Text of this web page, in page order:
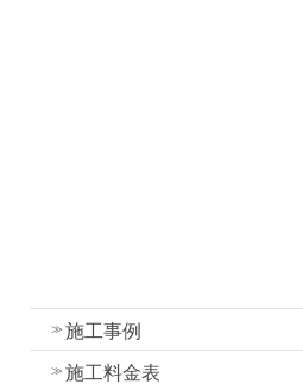
施工事例
施工料金表